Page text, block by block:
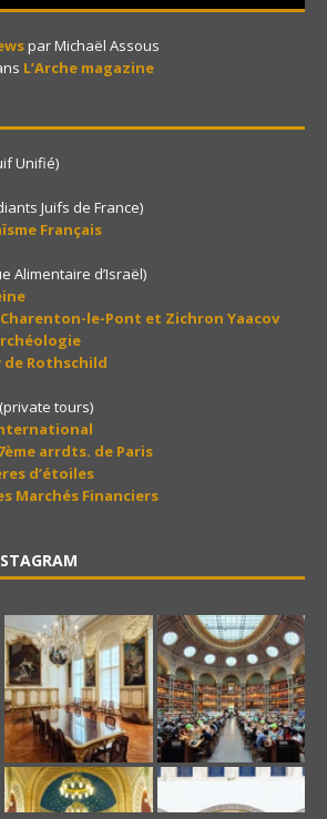
par Michaël Assous
L’Arche magazine
Unifié)
Juifs de France)
Français
Alimentaire d’Israël)
Charenton-le-Pont et Zichron Yaacov
de Rothschild
(private tours)
arrdts. de Paris
d’étoiles
Marchés Financiers